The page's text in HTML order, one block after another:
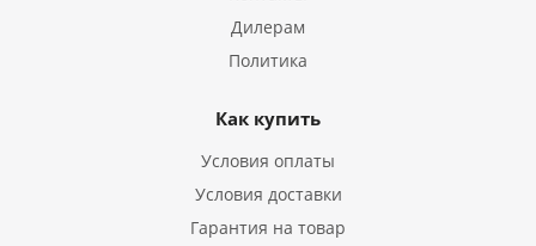
Дилерам
Политика
Как купить
Условия оплаты
Условия доставки
Гарантия на товар